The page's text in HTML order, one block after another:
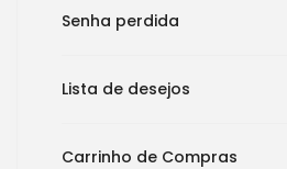
Senha perdida
Lista de desejos
Carrinho de Compras